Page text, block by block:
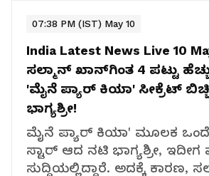
07:38 PM (IST) May 10
India Latest News Live 10
ಸಲ್ಮಾನ್ ಖಾನ್‌ಗಿಂತ 4 ಪಟ್ಟು
'ಮೈನೆ ಪ್ಯಾರ್ ಕಿಯಾ' ಸೀಕ್ರೆಟ್
ಭಾಗ್ಯಶ್ರೀ!
ಮೈನೆ ಪ್ಯಾರ್ ಕಿಯಾ' ಮೂಲಕ
ಸ್ಟಾರ್ ಆದ ನಟಿ ಭಾಗ್ಯಶ್ರೀ, ಇದೀಗ
ಸುದ್ದಿಯಲ್ಲಿದ್ದಾರೆ. ಅದಕ್ಕೆ ಕಾರಣ,